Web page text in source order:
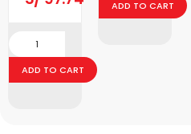
ADD TO CART
ADD TO CART